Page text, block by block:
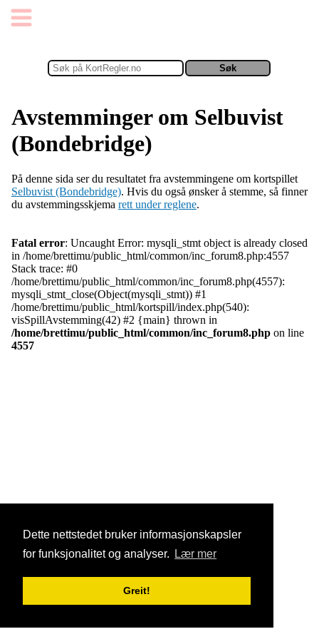
Dette nettstedet bruker informasjonskapsler
for funksjonalitet og analyser.
Lær mer
Greit!
Avstemminger om Selbuvist
(Bondebridge)
På denne sida ser du resultatet fra avstemmingene om kortspillet
Selbuvist (Bondebridge). Hvis du også ønsker å stemme, så finner
du avstemmingsskjema rett under reglene.
Fatal error: Uncaught Error: mysqli_stmt object is already closed
in /home/brettimu/public_html/common/inc_forum8.php:4557
Stack trace: #0
/home/brettimu/public_html/common/inc_forum8.php(4557):
mysqli_stmt_close(Object(mysqli_stmt)) #1
/home/brettimu/public_html/kortspill/index.php(540):
visSpillAvstemming(42) #2 {main} thrown in
/home/brettimu/public_html/common/inc_forum8.php on line
4557